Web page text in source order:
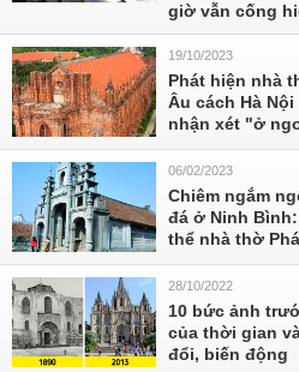
giờ vẫn cống
19/10/2023
Phát hiện nhà
Âu cách Hà
nhận xét "ở
06/02/2023
Chiêm ngắm
đá ở Ninh
thể nhà thờ
28/10/2022
10 bức ảnh
của thời gian
đổi, biến động